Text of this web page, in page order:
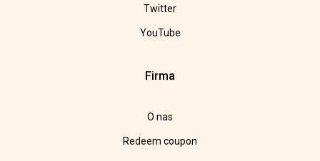
Twitter
YouTube
Firma
O nas
Redeem coupon